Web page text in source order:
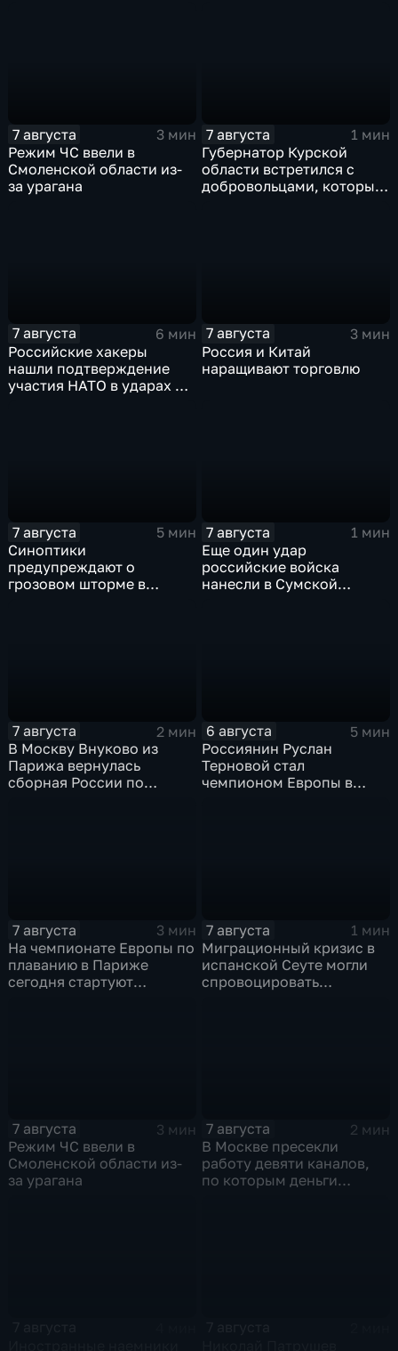
7 августа
3 мин
Режим ЧС ввели в
Смоленской области из-
за урагана
7 августа
1 мин
Губернатор Курской
области встретился с
добровольцами, которые
7 августа
6 мин
Российские хакеры
нашли подтверждение
участия НАТО в ударах по
7 августа
3 мин
Россия и Китай
наращивают торговлю
7 августа
5 мин
Синоптики
предупреждают о
грозовом шторме в
7 августа
1 мин
Еще один удар
российские войска
нанесли в Сумской
7 августа
2 мин
В Москву Внуково из
Парижа вернулась
сборная России по
6 августа
5 мин
Россиянин Руслан
Терновой стал
чемпионом Европы в
7 августа
3 мин
На чемпионате Европы по
плаванию в Париже
сегодня стартуют
7 августа
1 мин
Миграционный кризис в
испанской Сеуте могли
спровоцировать
7 августа
3 мин
Режим ЧС ввели в
Смоленской области из-
за урагана
7 августа
2 мин
В Москве пресекли
работу девяти каналов,
по которым деньги